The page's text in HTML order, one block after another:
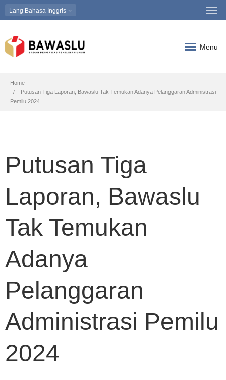
Lang Bahasa Inggris
Menu
Breadcrumb
Home
Putusan Tiga Laporan, Bawaslu Tak Temukan Adanya Pelanggaran Administrasi
Pemilu 2024
Putusan Tiga
Laporan, Bawaslu
Tak Temukan
Adanya
Pelanggaran
Administrasi Pemilu
2024